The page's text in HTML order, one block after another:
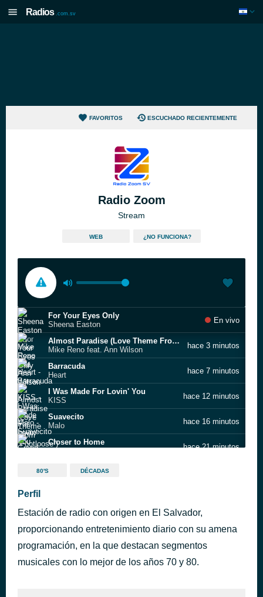
Radios .com.sv
FAVORITOS ESCUCHADO RECIENTEMENTE
Radio Zoom
Stream
WEB ¿NO FUNCIONA?
For Your Eyes Only
Sheena Easton
En vivo
Almost Paradise (Love Theme From “Footloose”)
Mike Reno feat. Ann Wilson
hace 3 minutos
Barracuda
Heart
hace 7 minutos
I Was Made For Lovin' You
KISS
hace 12 minutos
Suavecito
Malo
hace 16 minutos
Closer to Home
hace 21 minutos
Get Ready
Big In Japan
Alphaville
The Winner Takes It All
hace 39 minutos
80'S DÉCADAS
Perfil
Estación de radio con origen en El Salvador,
proporcionando entretenimiento diario con su amena
programación, en la que destacan segmentos
musicales con lo mejor de los años 70 y 80.